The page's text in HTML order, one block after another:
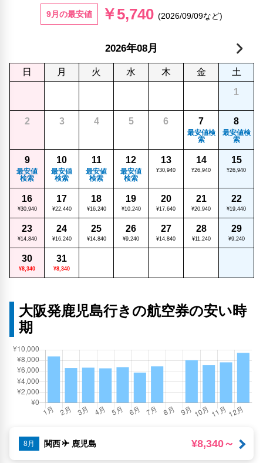
9月の最安値 ￥5,740 (2026/09/09など)
2026年08月
日 月 火 水 木 金
土
1
2 3 4 5 6 7
最安値検
索
8
最安値検
索
9
最安値
検索
10
最安値
検索
11
最安値
検索
12
最安値
検索
13
¥30,940
14
¥26,940
15
¥26,940
16
¥30,940
17
¥22,440
18
¥16,240
19
¥10,240
20
¥17,640
21
¥20,940
22
¥19,440
23
¥14,840
24
¥16,240
25
¥14,840
26
¥9,240
27
¥14,840
28
¥11,240
29
¥9,240
30
¥8,340
31
¥8,340
大阪発鹿児島行きの航空券の安い時
期
8月 関西 鹿児島 ¥8,340～